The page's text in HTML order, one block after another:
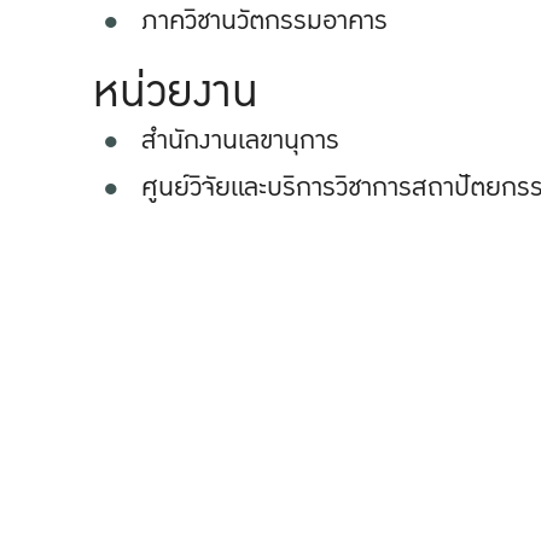
ภาควิชานวัตกรรมอาคาร
หน่วยงาน
สำนักงานเลขานุการ
ศูนย์วิจัยและบริการวิชาการสถาปัตยก